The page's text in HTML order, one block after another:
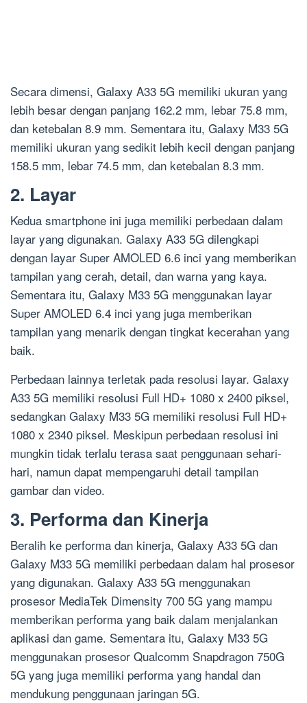
Secara dimensi, Galaxy A33 5G memiliki ukuran yang
lebih besar dengan panjang 162.2 mm, lebar 75.8 mm,
dan ketebalan 8.9 mm. Sementara itu, Galaxy M33 5G
memiliki ukuran yang sedikit lebih kecil dengan panjang
158.5 mm, lebar 74.5 mm, dan ketebalan 8.3 mm.
2. Layar
Kedua smartphone ini juga memiliki perbedaan dalam
layar yang digunakan. Galaxy A33 5G dilengkapi
dengan layar Super AMOLED 6.6 inci yang memberikan
tampilan yang cerah, detail, dan warna yang kaya.
Sementara itu, Galaxy M33 5G menggunakan layar
Super AMOLED 6.4 inci yang juga memberikan
tampilan yang menarik dengan tingkat kecerahan yang
baik.
Perbedaan lainnya terletak pada resolusi layar. Galaxy
A33 5G memiliki resolusi Full HD+ 1080 x 2400 piksel,
sedangkan Galaxy M33 5G memiliki resolusi Full HD+
1080 x 2340 piksel. Meskipun perbedaan resolusi ini
mungkin tidak terlalu terasa saat penggunaan sehari-
hari, namun dapat mempengaruhi detail tampilan
gambar dan video.
3. Performa dan Kinerja
Beralih ke performa dan kinerja, Galaxy A33 5G dan
Galaxy M33 5G memiliki perbedaan dalam hal prosesor
yang digunakan. Galaxy A33 5G menggunakan
prosesor MediaTek Dimensity 700 5G yang mampu
memberikan performa yang baik dalam menjalankan
aplikasi dan game. Sementara itu, Galaxy M33 5G
menggunakan prosesor Qualcomm Snapdragon 750G
5G yang juga memiliki performa yang handal dan
mendukung penggunaan jaringan 5G.